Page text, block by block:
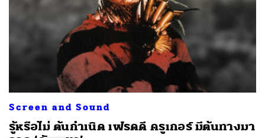
Screen and Sound
รู้หรือไม่ ต้นกำเนิด เฟรดดี ครูเกอร์ มีต้นทางมา
SHARE TWEET LINE EMAIL